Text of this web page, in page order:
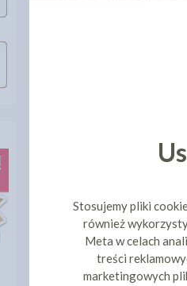
Najniższa cena z 30 dni przed
Stosujemy pliki
również
Meta w celach
treści
marketingowych